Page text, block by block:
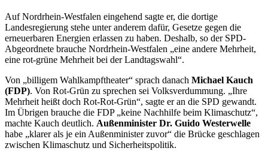
Auf Nordrhein-Westfalen eingehend sagte er, die dortige
Landesregierung stehe unter anderem dafür, Gesetze gegen die
erneuerbaren Energien erlassen zu haben. Deshalb, so der SPD-
Abgeordnete brauche Nordrhein-Westfalen „eine andere Mehrheit,
eine rot-grüne Mehrheit bei der Landtagswahl“.
Von „billigem Wahlkampftheater“ sprach danach Michael Kauch
(FDP). Von Rot-Grün zu sprechen sei Volksverdummung. „Ihre
Mehrheit heißt doch Rot-Rot-Grün“, sagte er an die SPD gewandt.
Im Übrigen brauche die FDP „keine Nachhilfe beim Klimaschutz“,
machte Kauch deutlich. Außenminister Dr. Guido Westerwelle
habe „klarer als je ein Außenminister zuvor“ die Brücke geschlagen
zwischen Klimaschutz und Sicherheitspolitik.